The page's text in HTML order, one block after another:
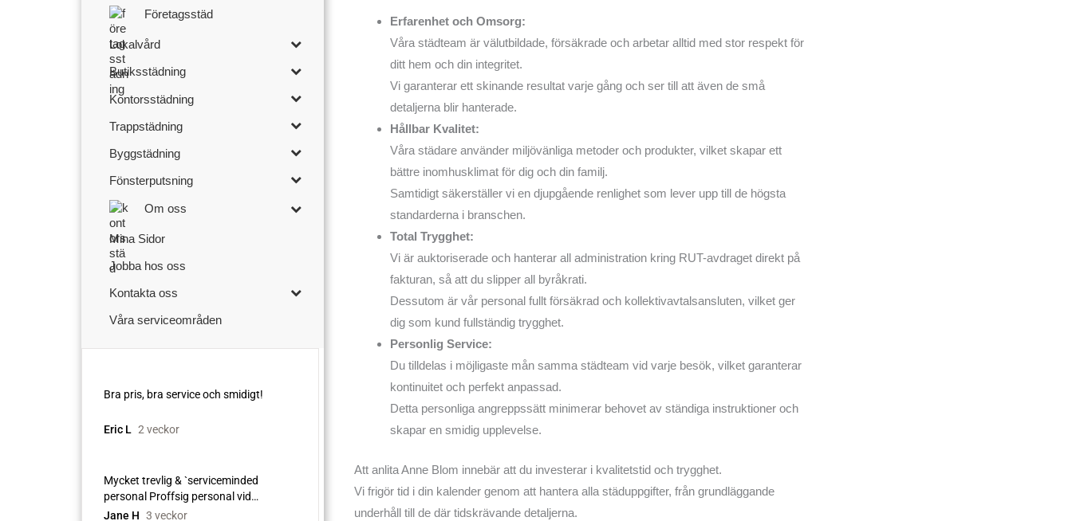
Företagsstäd
Lokalvård
Butiksstädning
Kontorsstädning
Trappstädning
Byggstädning
Fönsterputsning
Om oss
Mina Sidor
Jobba hos oss
Kontakta oss
Våra serviceområden
Erfarenhet och Omsorg:
Våra städteam är välutbildade, försäkrade och arbetar alltid med stor respekt för
ditt hem och din integritet.
Vi garanterar ett skinande resultat varje gång och ser till att även de små
detaljerna blir hanterade.
Hållbar Kvalitet:
Våra städare använder miljövänliga metoder och produkter, vilket skapar ett
bättre inomhusklimat för dig och din familj.
Samtidigt säkerställer vi en djupgående renlighet som lever upp till de högsta
standarderna i branschen.
Total Trygghet:
Vi är auktoriserade och hanterar all administration kring RUT-avdraget direkt på
fakturan, så att du slipper all byråkrati.
Dessutom är vår personal fullt försäkrad och kollektivavtalsansluten, vilket ger
dig som kund fullständig trygghet.
Personlig Service:
Du tilldelas i möjligaste mån samma städteam vid varje besök, vilket garanterar
kontinuitet och perfekt anpassad.
Detta personliga angreppssätt minimerar behovet av ständiga instruktioner och
skapar en smidig upplevelse.
Att anlita Anne Blom innebär att du investerar i kvalitetstid och trygghet.
Vi frigör tid i din kalender genom att hantera alla städuppgifter, från grundläggande
underhåll till de där tidskrävande detaljerna.